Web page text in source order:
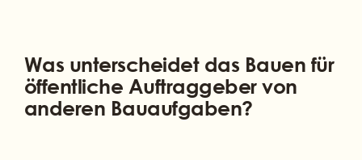
Was unterscheidet das Bauen für
öffentliche Auftraggeber von
anderen Bauaufgaben?